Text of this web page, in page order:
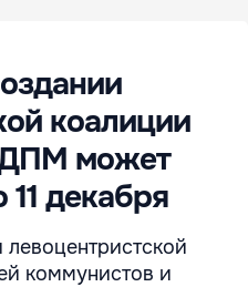
коалиции
может
декабря
коммунистов и